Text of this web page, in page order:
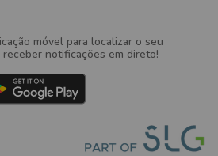
móvel para localizar o seu
notificações em direto!